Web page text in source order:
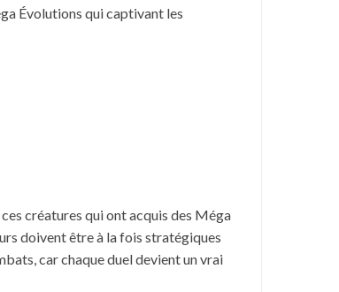
Évolutions qui captivant les
, ces créatures qui ont acquis des Méga
doivent être à la fois stratégiques
car chaque duel devient un vrai